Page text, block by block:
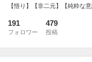
【悟り】【非二元】【純粋な
191
フォロワー
479
投稿